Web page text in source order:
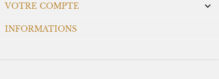
VOTRE COMPTE 
INFORMATIONS